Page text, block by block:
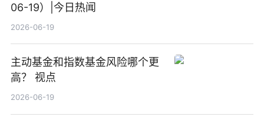
06-19）|今日热闻
2026-06-19
主动基金和指数基金风险哪个更
高？ 视点
2026-06-19